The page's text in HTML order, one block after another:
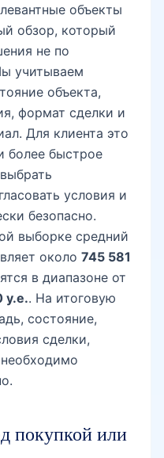
объекты
обзор, который
не по
учитываем
объекта,
формат сделки и
Для клиента это
более быстрое
условия и
безопасно.
выборке средний
около 745 581
в диапазоне от
у.е.. На итоговую
состояние,
сделки,
покупкой или